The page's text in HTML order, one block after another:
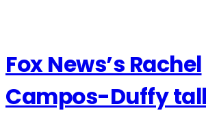
Fox News’s Rachel
Campos-Duffy